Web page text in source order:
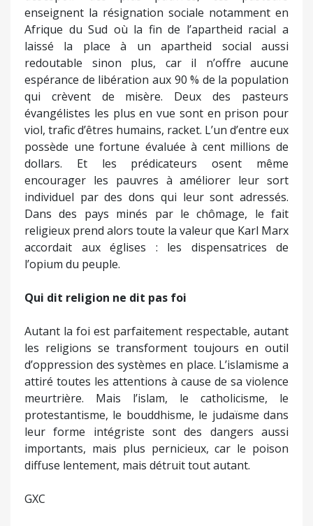
enseignent la résignation sociale notamment en
Afrique du Sud où la fin de l’apartheid racial a
laissé la place à un apartheid social aussi
redoutable sinon plus, car il n’offre aucune
espérance de libération aux 90 % de la population
qui crèvent de misère. Deux des pasteurs
évangélistes les plus en vue sont en prison pour
viol, trafic d’êtres humains, racket. L’un d’entre eux
possède une fortune évaluée à cent millions de
dollars. Et les prédicateurs osent même
encourager les pauvres à améliorer leur sort
individuel par des dons qui leur sont adressés.
Dans des pays minés par le chômage, le fait
religieux prend alors toute la valeur que Karl Marx
accordait aux églises : les dispensatrices de
l’opium du peuple.
Qui dit religion ne dit pas foi
Autant la foi est parfaitement respectable, autant
les religions se transforment toujours en outil
d’oppression des systèmes en place. L’islamisme a
attiré toutes les attentions à cause de sa violence
meurtrière. Mais l’islam, le catholicisme, le
protestantisme, le bouddhisme, le judaïsme dans
leur forme intégriste sont des dangers aussi
importants, mais plus pernicieux, car le poison
diffuse lentement, mais détruit tout autant.
GXC